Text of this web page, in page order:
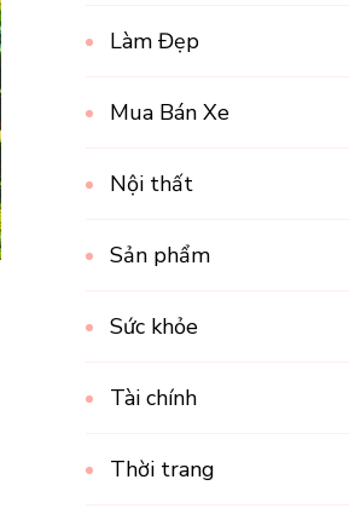
Làm Đẹp
Mua Bán Xe
Nội thất
Sản phẩm
Sức khỏe
Tài chính
Thời trang